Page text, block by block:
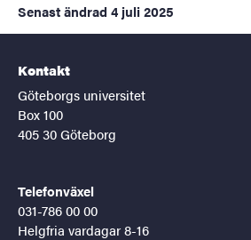
Senast ändrad 4 juli 2025
Kontakt
Göteborgs universitet
Box 100
405 30 Göteborg
Telefonväxel
031-786 00 00
Helgfria vardagar 8-16